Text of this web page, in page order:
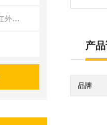
KUSTA2.2MPL在线近红外多通道光谱仪
产
品牌